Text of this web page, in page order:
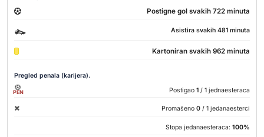
Postigne gol svakih 722 minuta
Asistira svakih 481 minuta
Kartoniran svakih 962 minuta
Pregled penala (karijera).
PEN Postigao 1 / 1 jednaesteraca
Promašeno 0 / 1 jedanaesterci
Stopa jedanaesteraca: 100%